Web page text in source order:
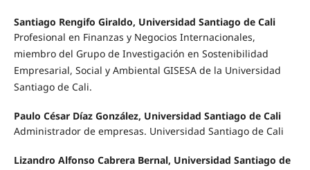
Santiago Rengifo Giraldo, Universidad Santiago de Cali
Profesional en Finanzas y Negocios Internacionales,
miembro del Grupo de Investigación en Sostenibilidad
Empresarial, Social y Ambiental GISESA de la Universidad
Santiago de Cali.
Paulo César Díaz González, Universidad Santiago de Cali
Administrador de empresas. Universidad Santiago de Cali
Lizandro Alfonso Cabrera Bernal, Universidad Santiago de